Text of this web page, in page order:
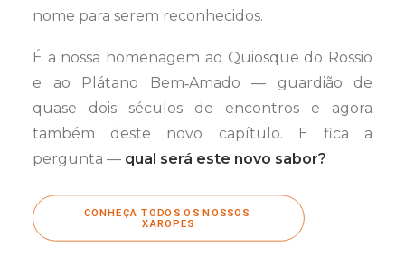
nome para serem reconhecidos.
É a nossa homenagem ao Quiosque do Rossio
e ao Plátano Bem‑Amado — guardião de
quase dois séculos de encontros e agora
também deste novo capítulo. E fica a
pergunta — qual será este novo sabor?
CONHEÇA TODOS OS NOSSOS
XAROPES